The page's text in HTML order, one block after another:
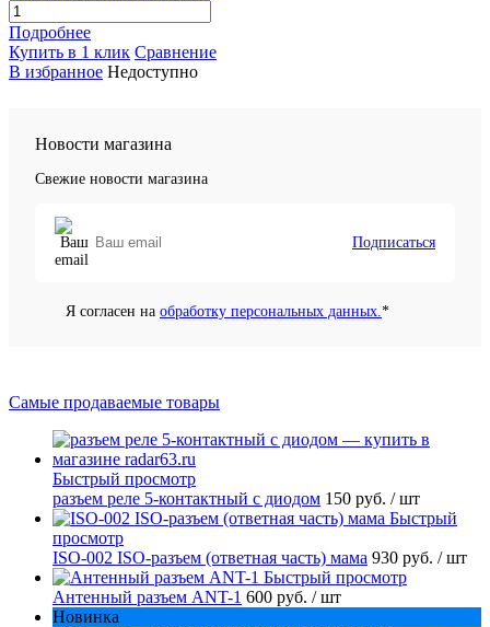
Подробнее
Купить в 1 клик Сравнение
В избранное Недоступно
Новости магазина
Свежие новости магазина
Подписаться
Я согласен на обработку персональных данных. *
Самые продаваемые товары
Быстрый просмотр
разъем реле 5-контактный с диодом 150 руб. / шт
Быстрый
просмотр
ISO-002 ISO-разъем (ответная часть) мама 930 руб. / шт
Быстрый просмотр
Антенный разъем ANT-1 600 руб. / шт
Новинка